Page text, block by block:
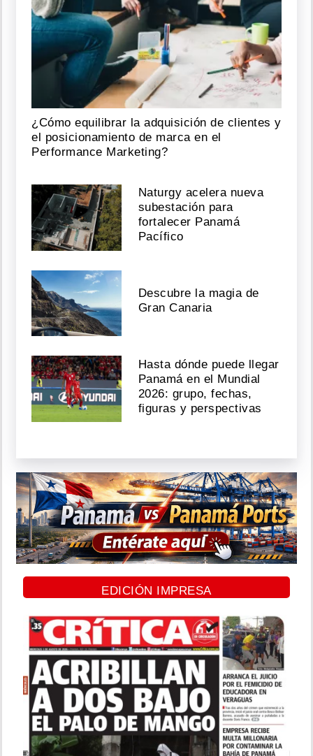
¿Cómo equilibrar la adquisición de clientes y
el posicionamiento de marca en el
Performance Marketing?
Naturgy acelera nueva
subestación para
fortalecer Panamá
Pacífico
Descubre la magia de
Gran Canaria
Hasta dónde puede llegar
Panamá en el Mundial
2026: grupo, fechas,
figuras y perspectivas
EDICIÓN IMPRESA